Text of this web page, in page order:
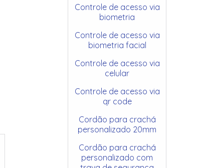
Controle de acesso via
biometria
Controle de acesso via
biometria facial
Controle de acesso via
celular
Controle de acesso via
qr code
Cordão para crachá
personalizado 20mm
Cordão para crachá
personalizado com